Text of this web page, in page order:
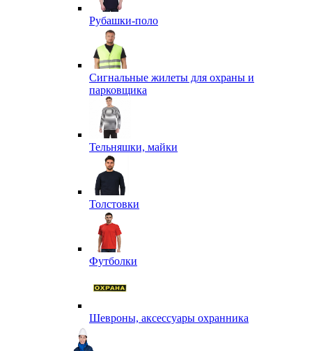
Рубашки-поло
Сигнальные жилеты для охраны и
парковщика
Тельняшки, майки
Толстовки
Футболки
Шевроны, аксессуары охранника